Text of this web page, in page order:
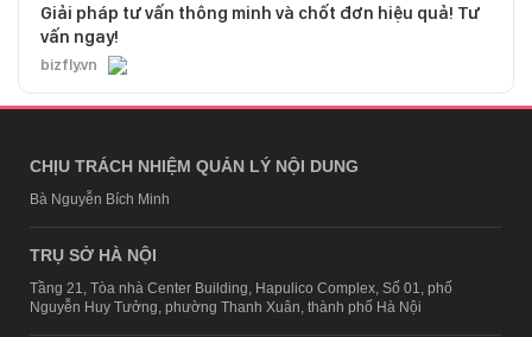
Giải pháp tư vấn thông minh và chốt đơn hiệu quả! Tư
vấn ngay!
bizfly.vn
CHỊU TRÁCH NHIỆM QUẢN LÝ NỘI DUNG
Bà Nguyễn Bích Minh
TRỤ SỞ HÀ NỘI
Tầng 21, Tòa nhà Center Building, Hapulico Complex, Số 01, phố
Nguyễn Huy Tưởng, phường Thanh Xuân, thành phố Hà Nội